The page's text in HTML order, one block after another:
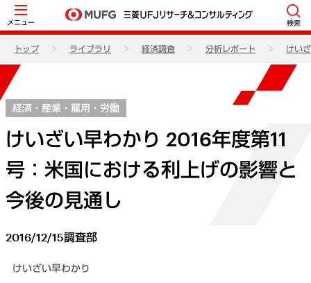
メニュー 検索
トップ ライブラリ 経済調査 分析レポート けい
経済・産業・雇用・労働
けいざい早わかり 2016年度第11
号：米国における利上げの影響と
今後の見通し
2016/12/15調査部
けいざい早わかり